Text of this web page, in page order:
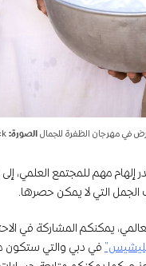
في مهرجان الظفرة للجمال الصورة:
إلهام مهم للمجتمع العلمي،
الجمل التي لا يمكن حصرها.
يمكنكم المشاركة في
في دبي والتي ستكون